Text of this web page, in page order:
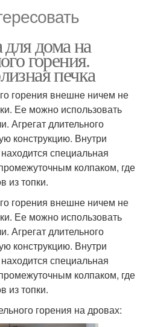
дома на
горения.
печка
горения внешне ничем не
Ее можно использовать
Агрегат длительного
конструкцию. Внутри
специальная
колпаком, где
из топки.
горения внешне ничем не
Ее можно использовать
Агрегат длительного
конструкцию. Внутри
специальная
колпаком, где
из топки.
горения на дровах: